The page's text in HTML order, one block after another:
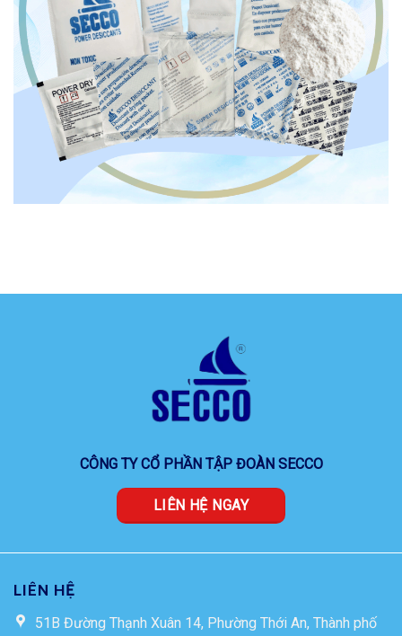
CÔNG TY CỔ PHẦN TẬP ĐOÀN SECCO
LIÊN HỆ NGAY
LIÊN HỆ
51B Đường Thạnh Xuân 14, Phường Thới An, Thành phố